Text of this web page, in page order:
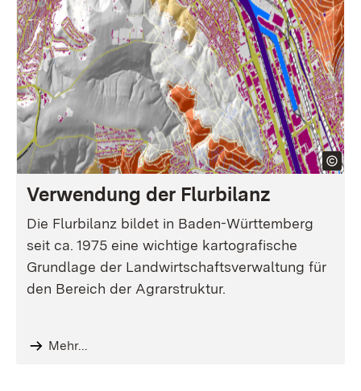
Verwendung der Flurbilanz
Die Flurbilanz bildet in Baden-Württemberg
seit ca. 1975 eine wichtige kartografische
Grundlage der Landwirtschaftsverwaltung für
den Bereich der Agrarstruktur.
Mehr...